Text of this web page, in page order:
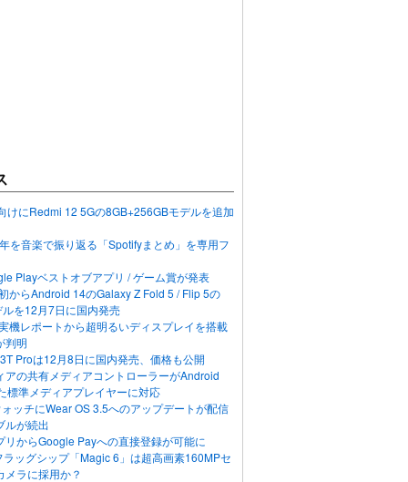
けにRedmi 12 5Gの8GB+256GBモデルを追加
を音楽で振り返る「Spotifyまとめ」を専用フ
Playベストオブアプリ / ゲーム賞が発表
からAndroid 14のGalaxy Z Fold 5 / Flip 5の
を12月7日に国内発売
機レポートから超明るいディスプレイを搭載
判明
Proは12月8日に国内発売、価格も公開
アの共有メディアコントローラーがAndroid
標準メディアプレイヤーに対応
ッチにWear OS 3.5へのアップデートが配信
ルが続出
リからGoogle Payへの直接登録が可能に
ッグシップ「Magic 6」は超高画素160MPセ
メラに採用か？